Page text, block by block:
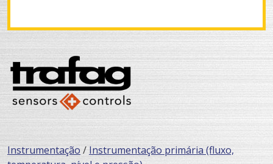
Instrumentação / Instrumentação primária (fluxo,